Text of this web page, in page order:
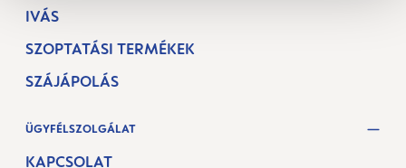
IVÁS
SZOPTATÁSI TERMÉKEK
SZÁJÁPOLÁS
ÜGYFÉLSZOLGÁLAT
KAPCSOLAT